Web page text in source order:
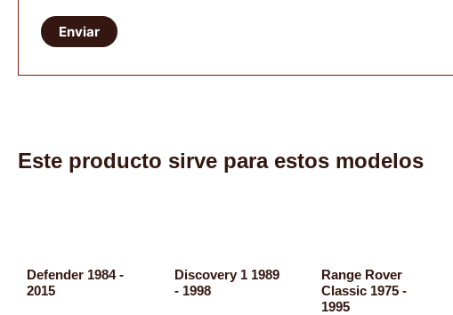
Este producto sirve para estos modelos
Defender 1984 -
2015
Discovery 1 1989
- 1998
Range Rover
Classic 1975 -
1995